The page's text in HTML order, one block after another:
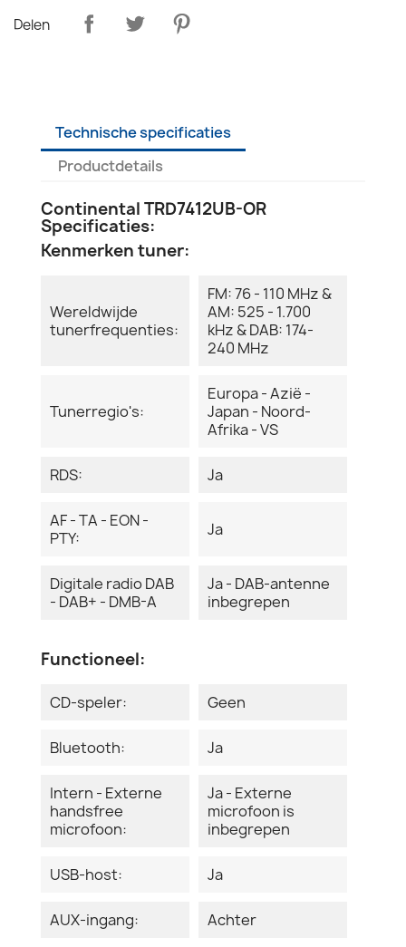
Delen
Technische specificaties
Productdetails
Continental TRD7412UB-OR
Specificaties:
Kenmerken tuner:
Wereldwijde
tunerfrequenties:
FM: 76 - 110 MHz &
AM: 525 - 1.700
kHz & DAB: 174-
240 MHz
Tunerregio's:
Europa - Azië -
Japan - Noord-
Afrika - VS
RDS: Ja
AF - TA - EON -
PTY:
Ja
Digitale radio DAB
- DAB+ - DMB-A
Ja - DAB-antenne
inbegrepen
Functioneel:
CD-speler: Geen
Bluetooth: Ja
Intern - Externe
handsfree
microfoon:
Ja - Externe
microfoon is
inbegrepen
USB-host: Ja
AUX-ingang: Achter